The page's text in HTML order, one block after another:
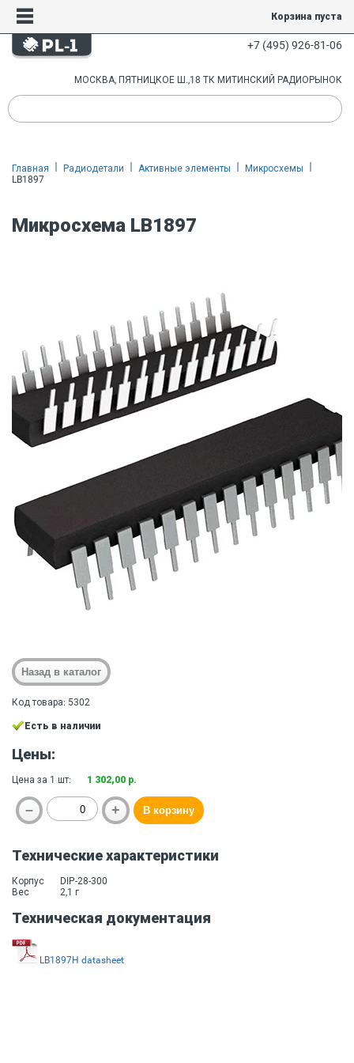
Корзина пуста
+7 (495) 926-81-06
МОСКВА, ПЯТНИЦКОЕ Ш.,18 ТК МИТИНСКИЙ РАДИОРЫНОК
Главная Радиодетали Активные элементы
Микросхемы
LB1897
Микросхема LB1897
Код товара: 5302
Есть в наличии
Цены:
Цена за 1 шт: 1 302,00 р.
Технические характеристики
Корпус
DIP-28-300
Вес
2,1 г
Техническая документация
LB1897H datasheet